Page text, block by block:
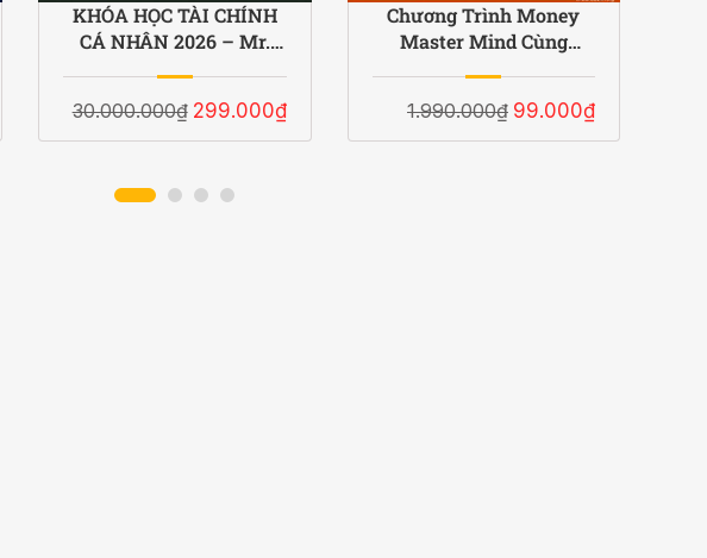
KHÓA HỌC TÀI CHÍNH
CÁ NHÂN 2026 – Mr.
30.000.000₫ 299.000₫
Chương Trình Money
Master Mind Cùng
1.990.000₫ 99.000₫